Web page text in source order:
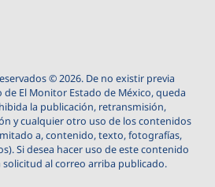
© 2026. De no existir previa
El Monitor Estado de México, queda
la publicación, retransmisión,
y cualquier otro uso de los contenidos
a, contenido, texto, fotografías,
Si desea hacer uso de este contenido
solicitud al correo arriba publicado.